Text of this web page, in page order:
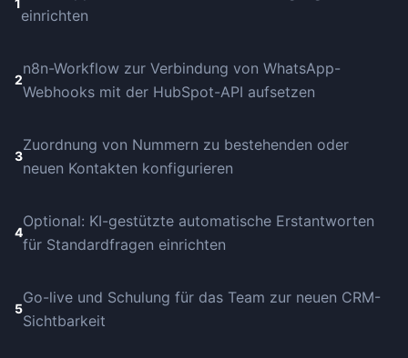
einrichten
2
n8n-Workflow zur Verbindung von WhatsApp-
Webhooks mit der HubSpot-API aufsetzen
3
Zuordnung von Nummern zu bestehenden oder
neuen Kontakten konfigurieren
4
Optional: KI-gestützte automatische Erstantworten
für Standardfragen einrichten
5
Go-live und Schulung für das Team zur neuen CRM-
Sichtbarkeit